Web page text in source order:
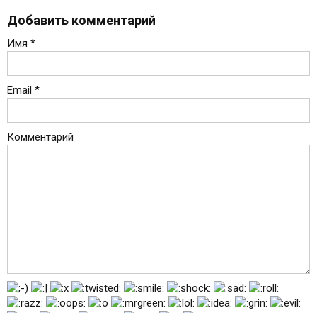
Добавить комментарий
Имя *
Email *
Комментарий